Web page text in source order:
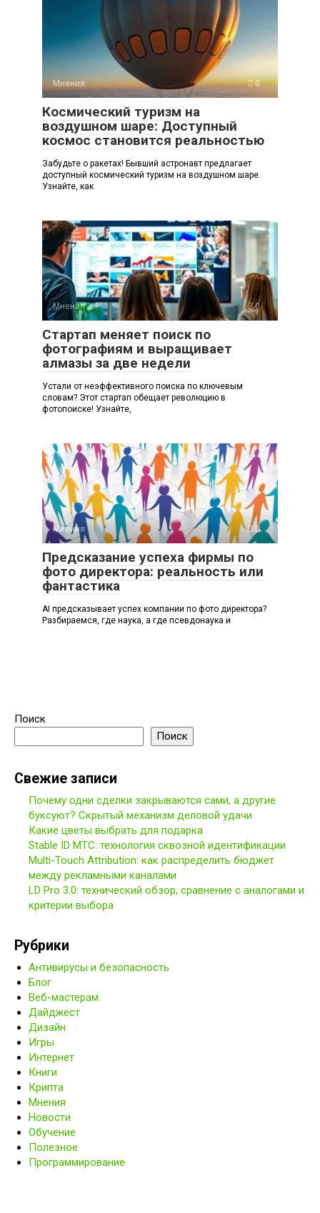
Мнения 0
Космический туризм на
воздушном шаре: Доступный
космос становится реальностью
Забудьте о ракетах! Бывший астронавт предлагает
доступный космический туризм на воздушном шаре.
Узнайте, как
Мнения 0
Стартап меняет поиск по
фотографиям и выращивает
алмазы за две недели
Устали от неэффективного поиска по ключевым
словам? Этот стартап обещает революцию в
фотопоиске! Узнайте,
Мнения 0
Предсказание успеха фирмы по
фото директора: реальность или
фантастика
AI предсказывает успех компании по фото директора?
Разбираемся, где наука, а где псевдонаука и
Поиск
Поиск
Свежие записи
Почему одни сделки закрываются сами, а другие
буксуют? Скрытый механизм деловой удачи
Какие цветы выбрать для подарка
Stable ID МТС: технология сквозной идентификации
Multi-Touch Attribution: как распределить бюджет
между рекламными каналами
LD Pro 3.0: технический обзор, сравнение с аналогами и
критерии выбора
Рубрики
Антивирусы и безопасность
Блог
Веб-мастерам
Дайджест
Дизайн
Игры
Интернет
Книги
Крипта
Мнения
Новости
Обучение
Полезное
Программирование